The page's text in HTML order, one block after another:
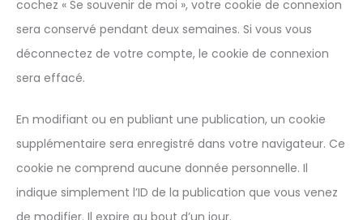
cochez « Se souvenir de moi », votre cookie de connexion
sera conservé pendant deux semaines. Si vous vous
déconnectez de votre compte, le cookie de connexion
sera effacé.
En modifiant ou en publiant une publication, un cookie
supplémentaire sera enregistré dans votre navigateur. Ce
cookie ne comprend aucune donnée personnelle. Il
indique simplement l’ID de la publication que vous venez
de modifier. Il expire au bout d’un jour.